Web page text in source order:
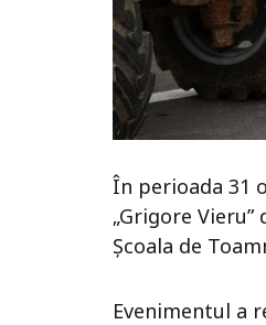
În perioada 31
„Grigore
Școala de
Evenimentul a